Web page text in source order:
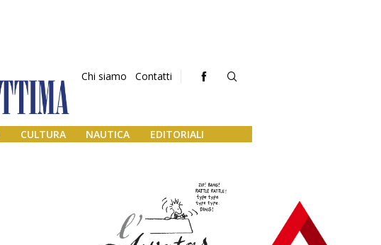
Chi siamo Contatti
CULTURA NAUTICA EDITORIALI